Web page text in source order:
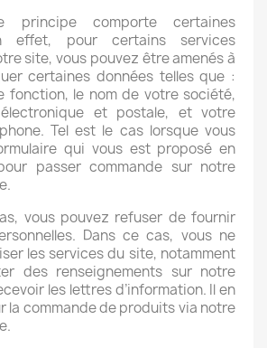
principe comporte certaines
effet, pour certains services
site, vous pouvez être amenés à
certaines données telles que :
fonction, le nom de votre société,
et postale, et votre
Tel est le cas lorsque vous
qui vous est proposé en
passer commande sur notre
vous pouvez refuser de fournir
Dans ce cas, vous ne
les services du site, notamment
des renseignements sur notre
les lettres d’information. Il en
la commande de produits via notre